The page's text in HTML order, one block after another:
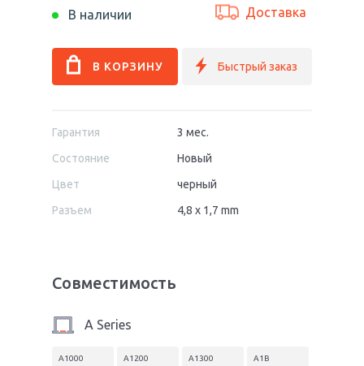
В наличии
Доставка
Гарантия
3 мес.
Состояние
Новый
Цвет
черный
Разъем
4,8 x 1,7 mm
Совместимость
A Series
A1000 A1200 A1300 A1B